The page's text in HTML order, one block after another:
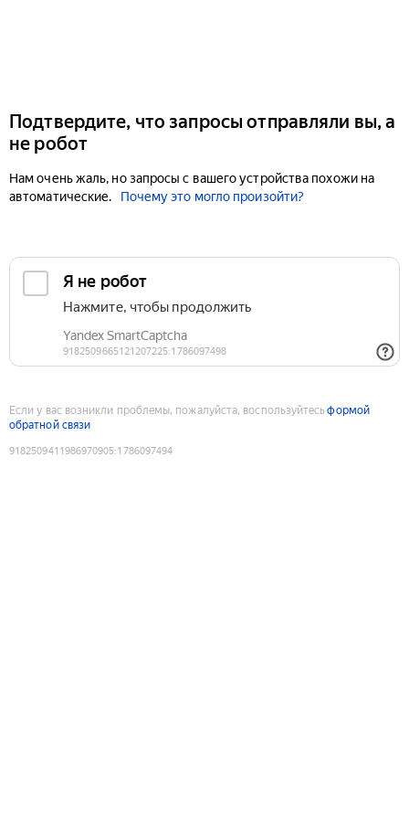
Подтвердите, что запросы отправляли вы, а
не робот
Нам очень жаль, но запросы с вашего устройства похожи на
автоматические.
Почему это могло произойти?
Если у вас возникли проблемы, пожалуйста, воспользуйтесьформой
обратной связи
9182509411986970905:1786097494